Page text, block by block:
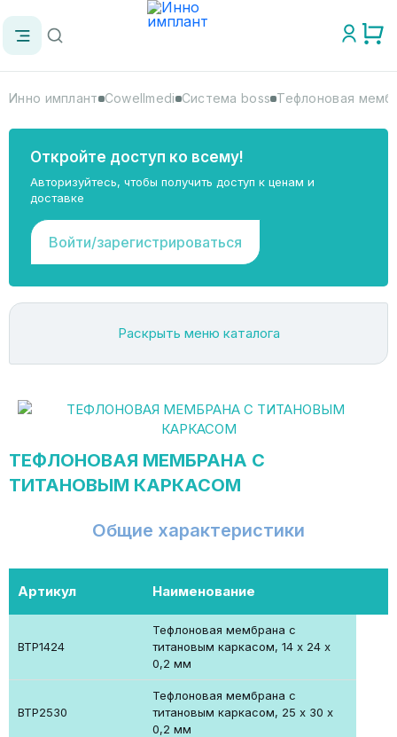
Инно имплант Cowellmedi Система boss Тефлоновая
Откройте доступ ко всему!
Авторизуйтесь, чтобы получить доступ к ценам и
доставке
Войти/зарегистрироваться
Раскрыть меню каталога
ТЕФЛОНОВАЯ МЕМБРАНА С
ТИТАНОВЫМ КАРКАСОМ
Общие характеристики
Артикул Наименование
BTP1424
Тефлоновая мембрана с
титановым каркасом, 14 х 24 х
0,2 мм
BTP2530
Тефлоновая мембрана с
титановым каркасом, 25 х 30 х
0,2 мм